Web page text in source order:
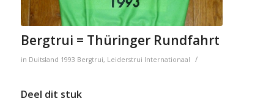
Bergtrui = Thüringer Rundfahrt
in Duitsland 1993 Bergtrui, Leiderstrui Internationaal /
Deel dit stuk